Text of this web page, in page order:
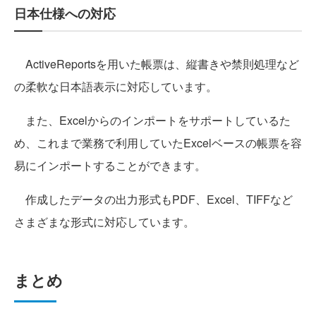
日本仕様への対応
ActiveReportsを用いた帳票は、縦書きや禁則処理など
の柔軟な日本語表示に対応しています。
また、Excelからのインポートをサポートしているた
め、これまで業務で利用していたExcelベースの帳票を容
易にインポートすることができます。
作成したデータの出力形式もPDF、Excel、TIFFなど
さまざまな形式に対応しています。
まとめ